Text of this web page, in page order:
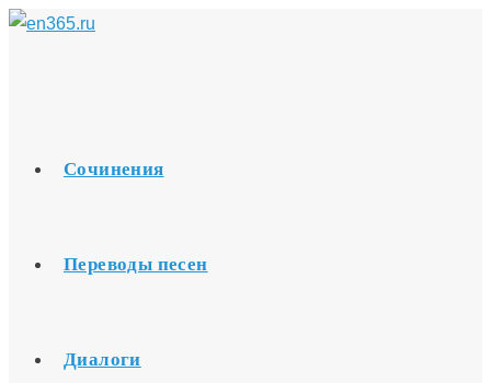
Перейти
Сочинения
Переводы песен
Диалоги